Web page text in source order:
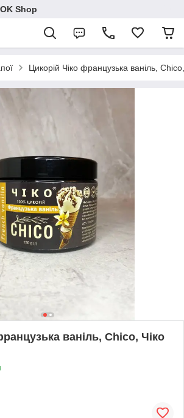
Shop
Цикорій Чіко французька ваніль,
ваніль, Chico, Чіко